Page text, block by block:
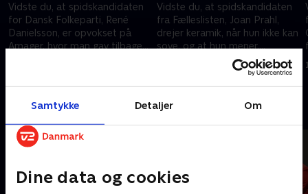
Samtykke Detaljer Om
Dine data og cookies
Vidste du, at spidskandidaten
for Dansk Folkeparti, René
Danielsson, er opvokset på
Amager, hvor man gav tilbage
Vidste du, at spidskandidaten
fra Fælleslisten, Joan Prahl,
drejer keramik, når hun ikke kan
sove, og at hun mener,
borgerinddragelse er noget af
3. november 2025 • 30 min
Andre så også